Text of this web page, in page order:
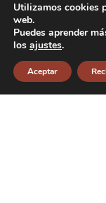
Utilizamos cookies
web.
Puedes aprender
los ajustes.
Aceptar